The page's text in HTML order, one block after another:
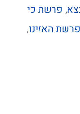
, פרשת כי
פרשת האזינו,